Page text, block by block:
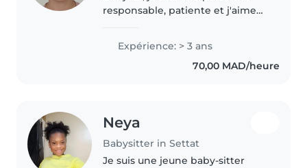
responsable, patiente et j'aime
sûr, calme et agréable. J'aime
jouer avec eux, les
Expérience: > 3 ans
70,00 MAD/heure
Neya
Babysitter in Settat
Je suis une jeune baby-sitter